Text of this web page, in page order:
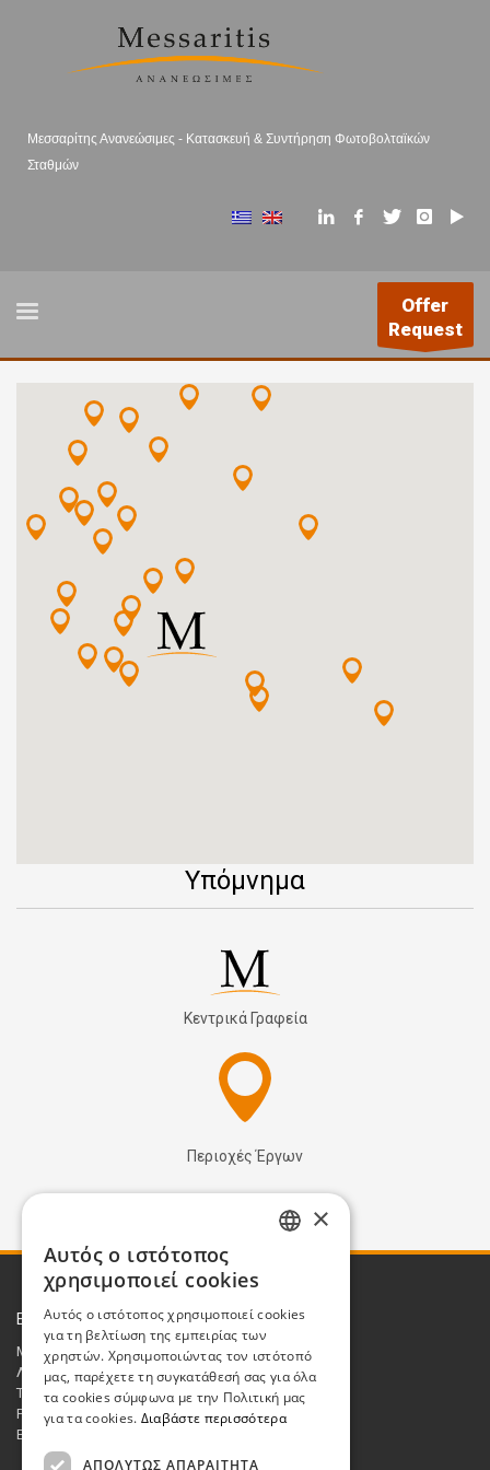
Μεσσαρίτης Ανανεώσιμες - Κατασκευή & Συντήρηση Φωτοβολταϊκών
Σταθμών
Offer
Request
Υπόμνημα
Κεντρικά Γραφεία
Περιοχές Έργων
Επικοινωνία
Μεσσαρίτης Ανανεώσιμες Α.Ε.
Λ. Κατσώνη 48, 14561 Κηφισιά
Τηλ.: 210 8662048
Fax : 210 8615972
Email:
×
Αυτός ο ιστότοπος
χρησιμοποιεί cookies
Αυτός ο ιστότοπος χρησιμοποιεί cookies
για τη βελτίωση της εμπειρίας των
χρηστών. Χρησιμοποιώντας τον ιστότοπό
μας, παρέχετε τη συγκατάθεσή σας για όλα
τα cookies σύμφωνα με την Πολιτική μας
για τα cookies. Διαβάστε περισσότερα
ΑΠΟΛΎΤΩΣ ΑΠΑΡΑΊΤΗΤΑ